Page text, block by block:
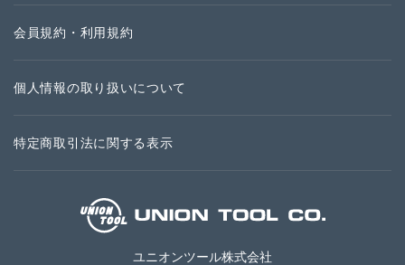
会員規約・利用規約
個人情報の取り扱いについて
特定商取引法に関する表示
ユニオンツール株式会社